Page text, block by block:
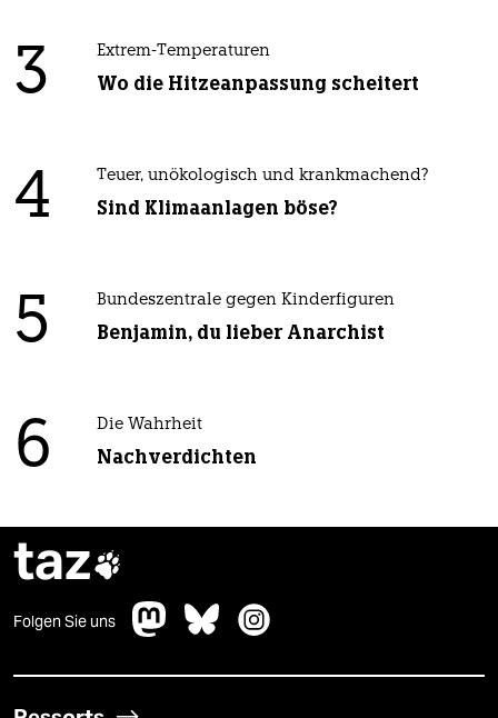
3 Extrem-Temperaturen
Wo die Hitzeanpassung scheitert
4 Teuer, unökologisch und krankmachend?
Sind Klimaanlagen böse?
5 Bundeszentrale gegen Kinderfiguren
Benjamin, du lieber Anarchist
6 Die Wahrheit
Nachverdichten
taz
Folgen Sie uns